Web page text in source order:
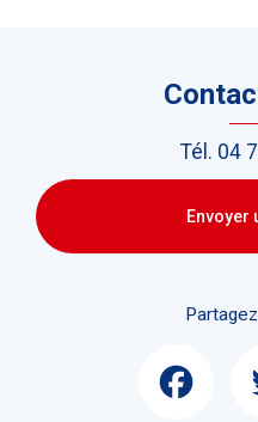
Tél. 04
Envoyer